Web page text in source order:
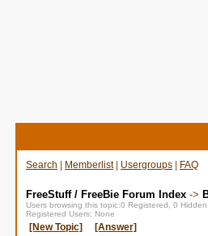
Search Memberlist| Usergroups FAQ
FreeStuff / FreeBie Forum Index ->
Users browsing this topic:0 Registered, 0
Registered Users: None
[New Topic] [Answer]